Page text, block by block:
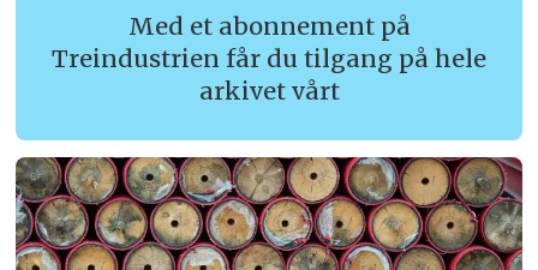
Med et abonnement på
Treindustrien får du tilgang på hele
arkivet vårt